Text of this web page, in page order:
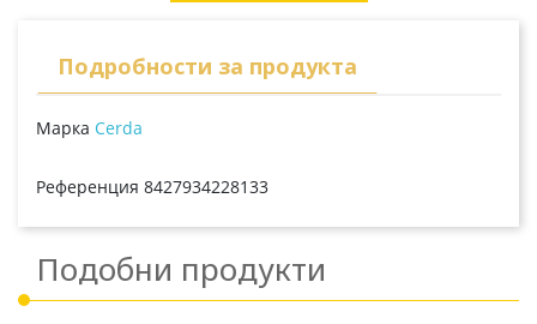
Подробности за продукта
Марка Cerda
Референция 8427934228133
Подобни продукти